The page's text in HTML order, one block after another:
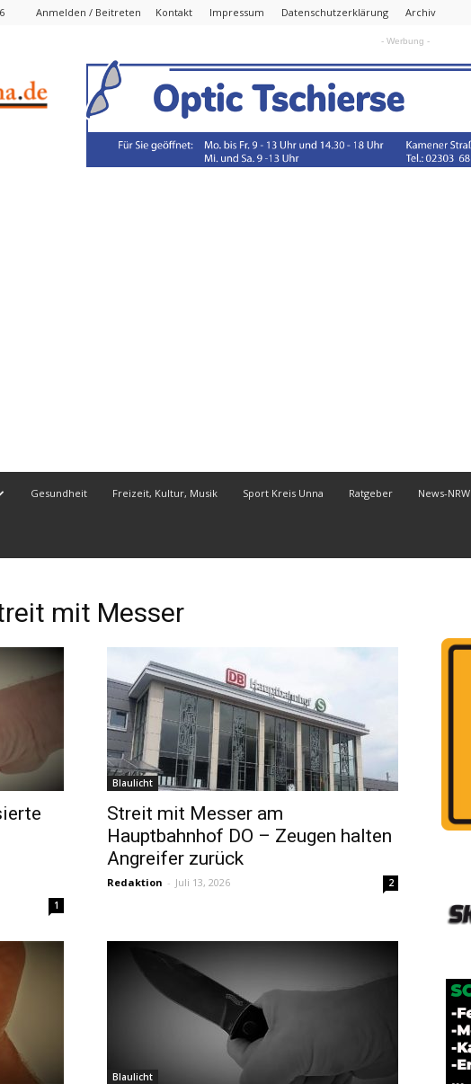
Anmelden / Beitreten Kontakt Impressum Datenschutzerklärung Archiv
- Werbung -
Gesundheit Freizeit, Kultur, Musik Sport Kreis Unna Ratgeber News-NRW
mit Messer
1
Blaulicht
Streit mit Messer am
Hauptbahnhof DO – Zeugen halten
Angreifer zurück
Redaktion - Juli 13, 2026 2
Blaulicht